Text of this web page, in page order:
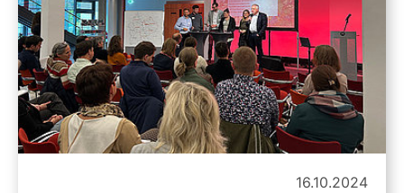
16.10.2024